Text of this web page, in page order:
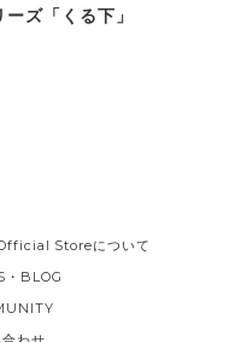
ズ「くる下」
Storeについて
・BLOG